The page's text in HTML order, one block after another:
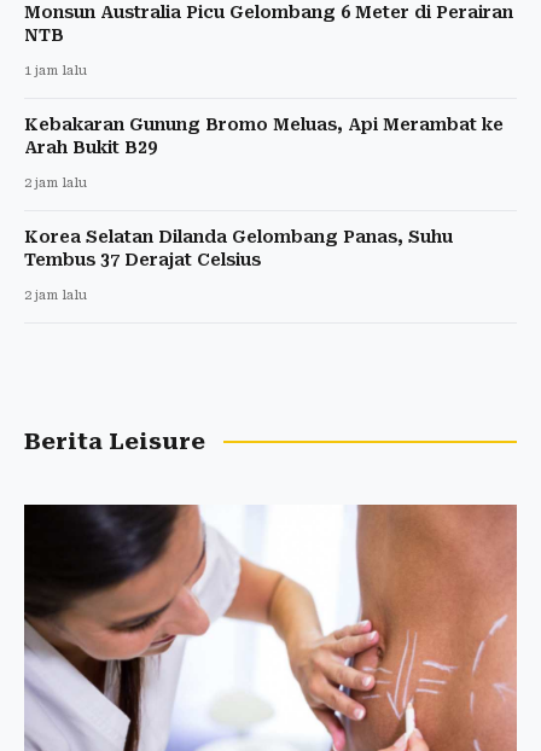
Monsun Australia Picu Gelombang 6 Meter di Perairan
NTB
1 jam lalu
Kebakaran Gunung Bromo Meluas, Api Merambat ke
Arah Bukit B29
2 jam lalu
Korea Selatan Dilanda Gelombang Panas, Suhu
Tembus 37 Derajat Celsius
2 jam lalu
Berita Leisure